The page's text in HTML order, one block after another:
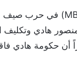
هادي وتكليف
أن حكومة هادي